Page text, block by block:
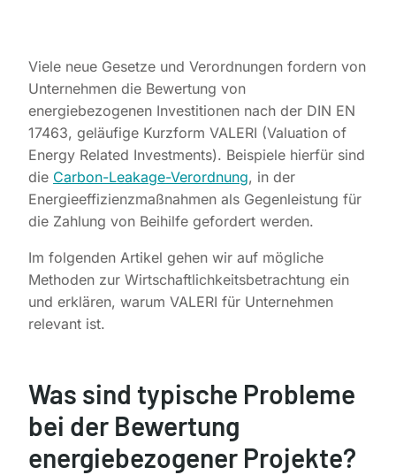
Viele neue Gesetze und Verordnungen fordern von
Unternehmen die Bewertung von
energiebezogenen Investitionen nach der DIN EN
17463, geläufige Kurzform VALERI (Valuation of
Energy Related Investments). Beispiele hierfür sind
die Carbon-Leakage-Verordnung, in der
Energieeffizienzmaßnahmen als Gegenleistung für
die Zahlung von Beihilfe gefordert werden.
Im folgenden Artikel gehen wir auf mögliche
Methoden zur Wirtschaftlichkeitsbetrachtung ein
und erklären, warum VALERI für Unternehmen
relevant ist.
Was sind typische Probleme
bei der Bewertung
energiebezogener Projekte?